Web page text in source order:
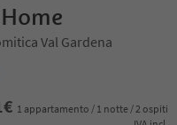
Val Gardena
€ 1 appartamento / 1 notte / 2 ospiti